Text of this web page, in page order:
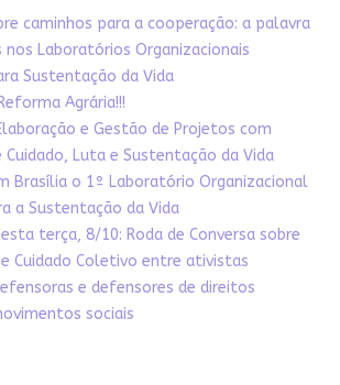
caminhos para a cooperação: a palavra
nos Laboratórios Organizacionais
Sustentação da Vida
Agrária!!!
e Gestão de Projetos com
Cuidado, Luta e Sustentação da Vida
Brasília o 1º Laboratório Organizacional
a Sustentação da Vida
terça, 8/10: Roda de Conversa sobre
Cuidado Coletivo entre ativistas
e defensores de direitos
sociais